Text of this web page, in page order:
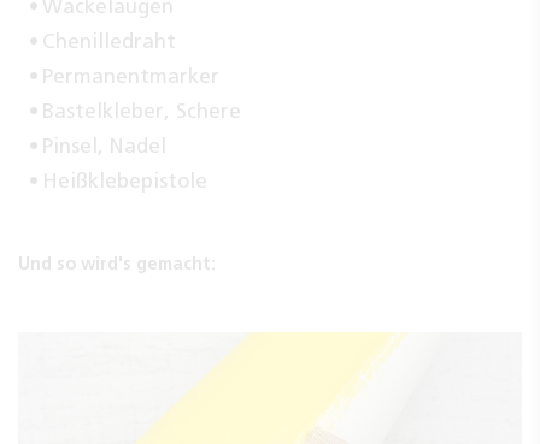
Wackelaugen
Chenilledraht
Permanentmarker
Bastelkleber, Schere
Pinsel, Nadel
Heißklebepistole
Und so wird's gemacht: